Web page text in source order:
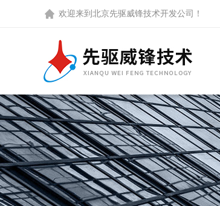
欢迎来到 北京先驱威锋技术开发公司 ！